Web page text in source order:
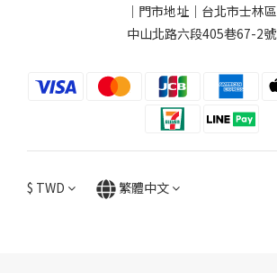
｜門市地址｜台北市士林區
中山北路六段405巷67-2號
$ TWD 繁體中文